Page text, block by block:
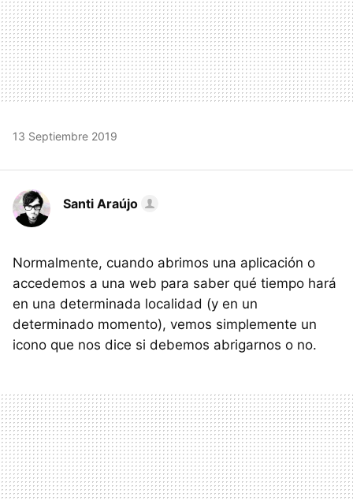
13 Septiembre 2019
Santi Araújo
Normalmente, cuando abrimos una aplicación o
accedemos a una web para saber qué tiempo hará
en una determinada localidad (y en un
determinado momento), vemos simplemente un
icono que nos dice si debemos abrigarnos o no.